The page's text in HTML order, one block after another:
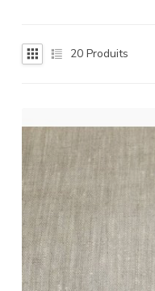
20 Produits